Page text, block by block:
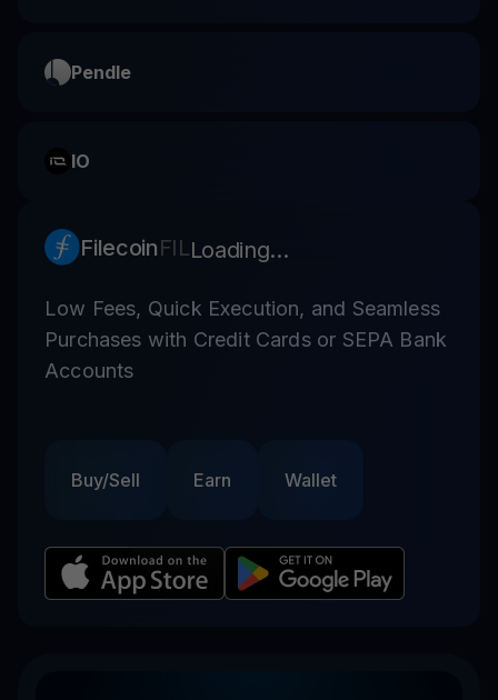
Pendle
IO
FilecoinFILLoading...
Low Fees, Quick Execution, and Seamless
Purchases with Credit Cards or SEPA Bank
Accounts
Buy/Sell Earn Wallet